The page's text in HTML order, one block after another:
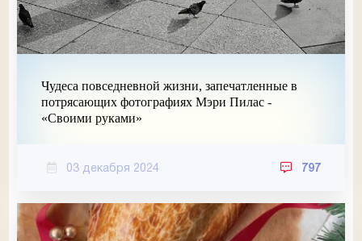
Чудеса повседневной жизни, запечатленные в
потрясающих фотографиях Мэри Пилас -
«Своими руками»
03 декабря 2024 797